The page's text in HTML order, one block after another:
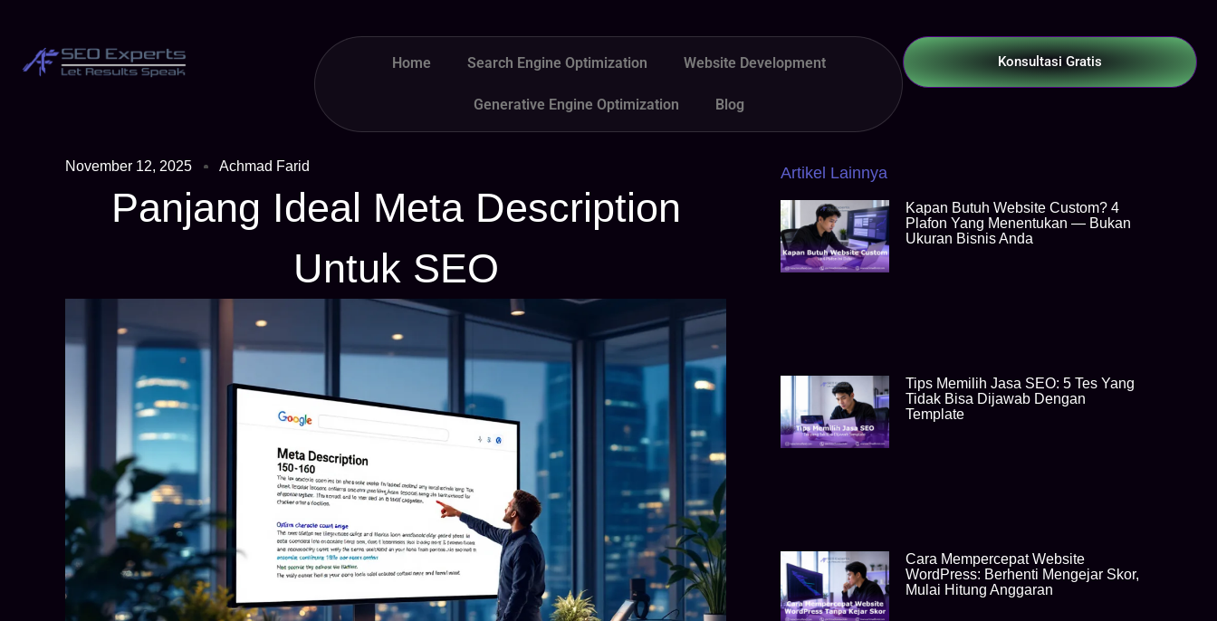
Home Search Engine Optimization Website Development
Generative Engine Optimization Blog
Konsultasi Gratis
November 12, 2025 Achmad Farid
Panjang Ideal Meta Description
Untuk SEO
Artikel Lainnya
Kapan Butuh Website Custom? 4
Plafon Yang Menentukan — Bukan
Ukuran Bisnis Anda
Tips Memilih Jasa SEO: 5 Tes Yang
Tidak Bisa Dijawab Dengan
Template
Cara Mempercepat Website
WordPress: Berhenti Mengejar Skor,
Mulai Hitung Anggaran